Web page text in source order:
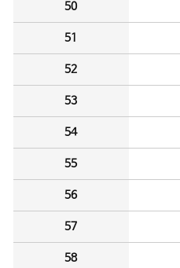
50
51
52
53
54
55
56
57
58